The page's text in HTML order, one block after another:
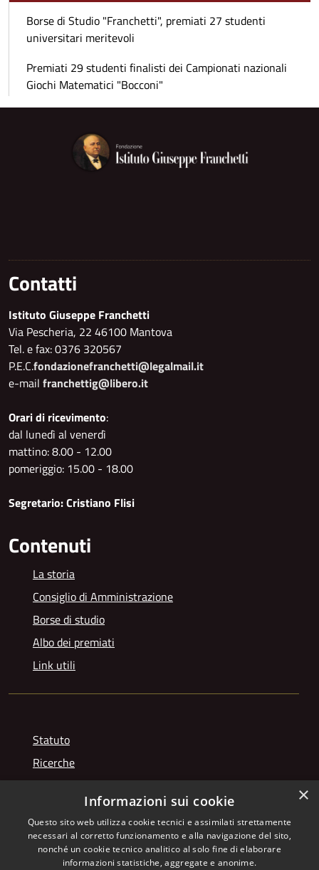
Borse di Studio "Franchetti", premiati 27 studenti
universitari meritevoli
Premiati 29 studenti finalisti dei Campionati nazionali
Giochi Matematici "Bocconi"
Contatti
Istituto Giuseppe Franchetti
Via Pescheria, 22 46100 Mantova
Tel. e fax: 0376 320567
P.E.C.fondazionefranchetti@legalmail.it
e-mail franchettig@libero.it
Orari di ricevimento:
dal lunedì al venerdì
mattino: 8.00 - 12.00
pomeriggio: 15.00 - 18.00
Segretario: Cristiano Flisi
Contenuti
La storia
Consiglio di Amministrazione
Borse di studio
Albo dei premiati
Link utili
Statuto
Ricerche
Videogallery
Photogallery
×
Informazioni sui cookie
Questo sito web utilizza cookie tecnici e assimilati strettamente
necessari al corretto funzionamento e alla navigazione del sito,
nonché un cookie tecnico analitico al solo fine di elaborare
informazioni statistiche, aggregate e anonime.